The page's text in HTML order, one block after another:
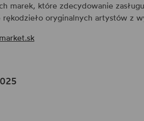
marek, które zdecydowanie
rękodzieło oryginalnych artystów z